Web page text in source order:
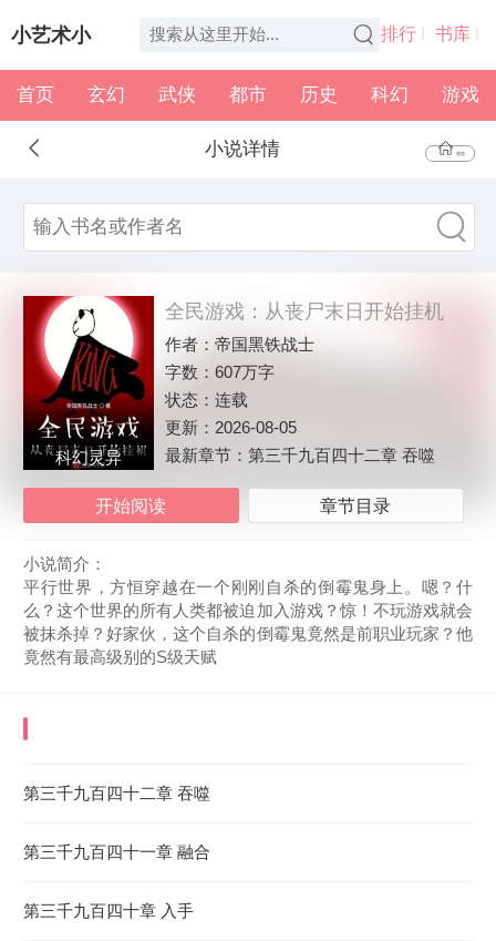
小艺术小
说
排行 书库
全本 书架
首页 玄幻 武侠 都市 历史 科幻 游戏
小说详情 首页
科幻灵异
全民游戏：从丧尸末日开始挂机
作者：帝国黑铁战士
字数：607万字
状态：连载
更新： 2026-08-05
最新章节：第三千九百四十二章 吞噬
开始阅读 章节目录
小说简介：
平行世界，方恒穿越在一个刚刚自杀的倒霉鬼身上。嗯？什
么？这个世界的所有人类都被迫加入游戏？惊！不玩游戏就会
被抹杀掉？好家伙，这个自杀的倒霉鬼竟然是前职业玩家？他
竟然有最高级别的S级天赋
第三千九百四十二章 吞噬
第三千九百四十一章 融合
第三千九百四十章 入手